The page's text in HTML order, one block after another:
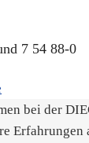
7 54 88-0
bei der
Erfahrungen